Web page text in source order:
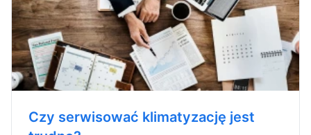
Czy serwisować klimatyzację jest